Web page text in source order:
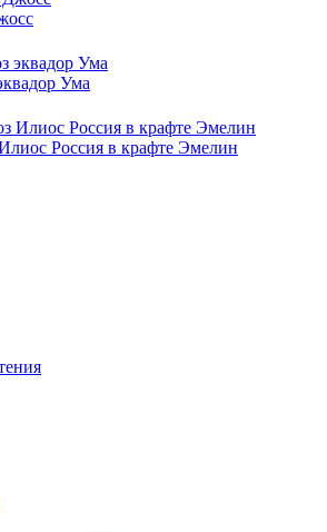
Ума
Россия в крафте Эмелин